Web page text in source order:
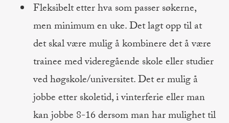
Fleksibelt etter hva som passer søkerne,
men minimum en uke. Det lagt opp til at
det skal være mulig å kombinere det å være
trainee med videregående skole eller studier
ved høgskole/universitet. Det er mulig å
jobbe etter skoletid, i vinterferie eller man
kan jobbe 8-16 dersom man har mulighet til